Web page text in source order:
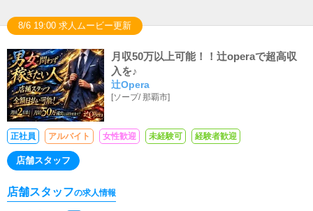
8/6 19:00 求人ムービー更新
月収50万以上可能！！辻operaで超高収
入を♪
辻Opera
[ソープ/那覇市]
正社員 アルバイト 女性歓迎 未経験可 経験者歓迎
店舗スタッフ
店舗スタッフの求人情報